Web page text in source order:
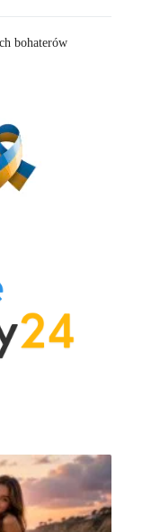
bohaterów